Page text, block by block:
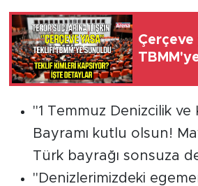
"1 Temmuz Denizcilik ve
Bayramı kutlu olsun!
Türk bayrağı sonsuza
"Denizlerimizdeki